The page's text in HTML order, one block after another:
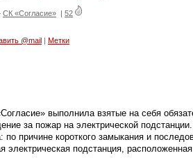
СК «Согласие» | 52
@mail Метки
выполнила взятые на себя
за пожар на электрической
по причине короткого замыкания и
электрическая подстанция,